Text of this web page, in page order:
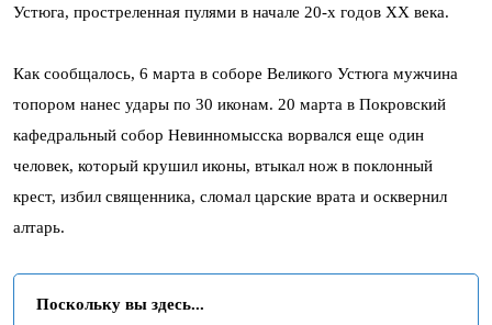
Устюга, простреленная пулями в начале 20-х годов XX века.
Как сообщалось, 6 марта в соборе Великого Устюга мужчина
топором нанес удары по 30 иконам. 20 марта в Покровский
кафедральный собор Невинномысска ворвался еще один
человек, который крушил иконы, втыкал нож в поклонный
крест, избил священника, сломал царские врата и осквернил
алтарь.
Поскольку вы здесь...